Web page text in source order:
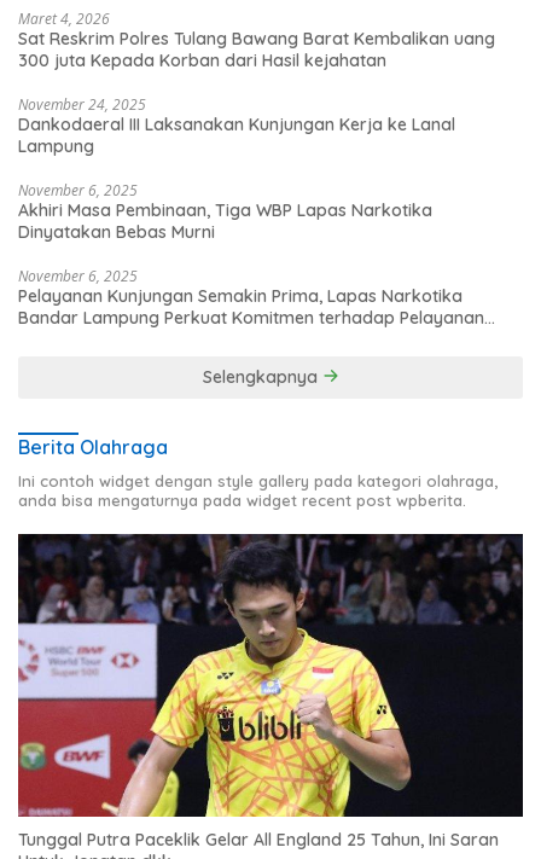
Maret 4, 2026
Sat Reskrim Polres Tulang Bawang Barat Kembalikan uang
300 juta Kepada Korban dari Hasil kejahatan
November 24, 2025
Dankodaeral III Laksanakan Kunjungan Kerja ke Lanal
Lampung
November 6, 2025
Akhiri Masa Pembinaan, Tiga WBP Lapas Narkotika
Dinyatakan Bebas Murni
November 6, 2025
Pelayanan Kunjungan Semakin Prima, Lapas Narkotika
Bandar Lampung Perkuat Komitmen terhadap Pelayanan
Selengkapnya
Berita Olahraga
Ini contoh widget dengan style gallery pada kategori olahraga,
anda bisa mengaturnya pada widget recent post wpberita.
Tunggal Putra Paceklik Gelar All England 25 Tahun, Ini Saran